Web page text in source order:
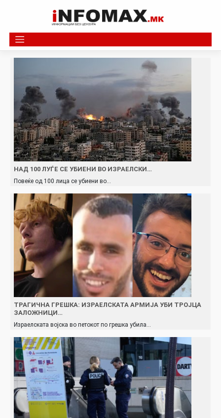
НАД 100 ЛУЃЕ СЕ УБИЕНИ ВО ИЗРАЕЛСКИ…
Повеќе од 100 лица се убиени во…
ТРАГИЧНА ГРЕШКА: ИЗРАЕЛСКАТА АРМИЈА УБИ ТРОЈЦА
ЗАЛОЖНИЦИ…
Израелската војска во петокот по грешка убила…